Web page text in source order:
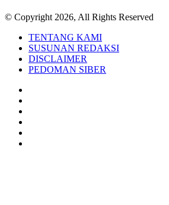
© Copyright 2026, All Rights Reserved
TENTANG KAMI
SUSUNAN REDAKSI
DISCLAIMER
PEDOMAN SIBER